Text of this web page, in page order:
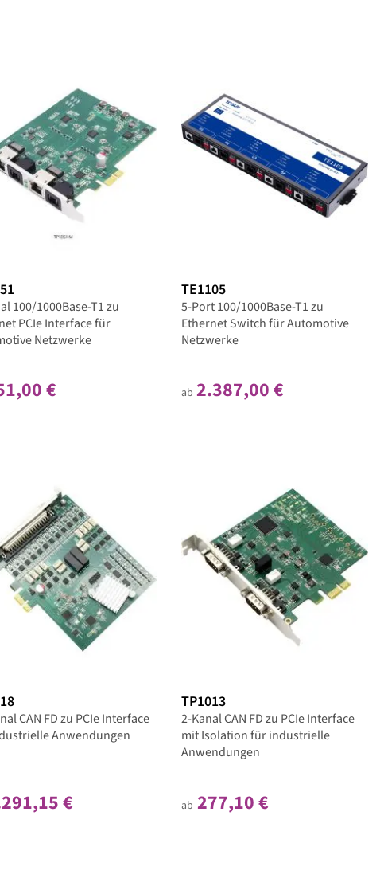
100/1000Base-T1 zu
PCIe Interface für
Netzwerke
€
TE1105
5-Port 100/1000Base-T1 zu
Ethernet Switch für Automotive
Netzwerke
ab 2.387,00 €
CAN FD zu PCIe Interface
Anwendungen
€
TP1013
2-Kanal CAN FD zu PCIe Interface
mit Isolation für industrielle
Anwendungen
ab 277,10 €